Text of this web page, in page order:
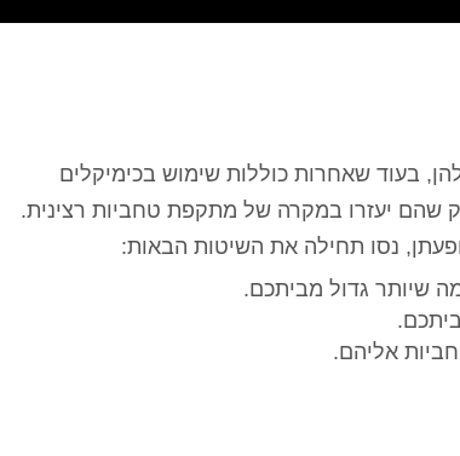
בעוד שאחרות כוללות שימוש בכימיקלים
שהם יעזרו במקרה של מתקפת טחביות רצינית.
נסו תחילה את השיטות הבאות:
שיותר גדול מביתכם.
אליהם.